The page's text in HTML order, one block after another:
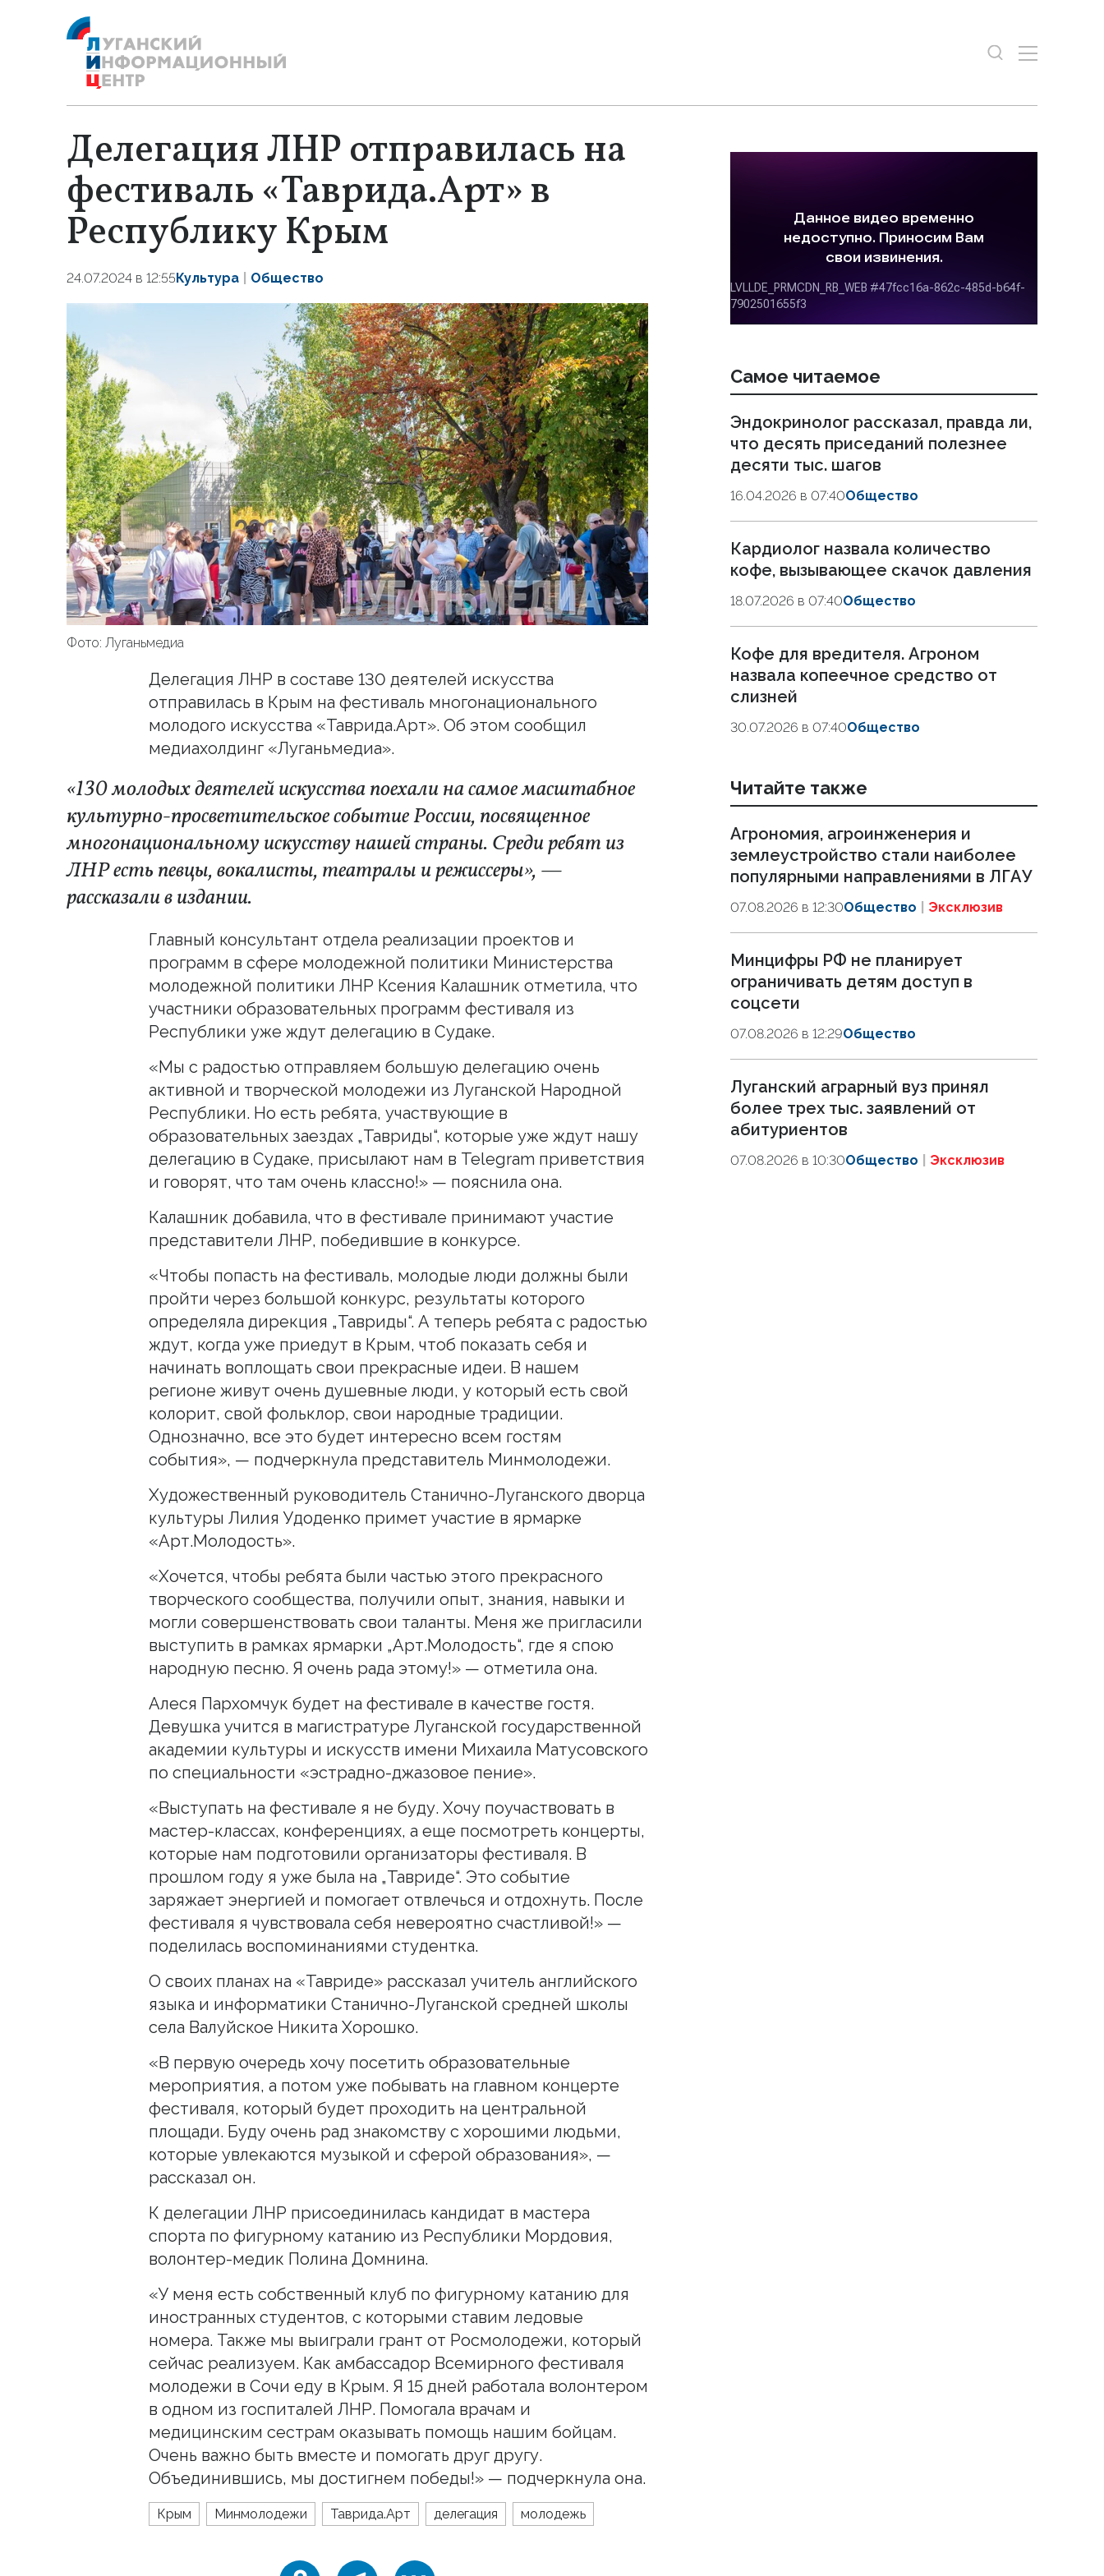
Делегация ЛНР отправилась на
фестиваль «Таврида.Арт» в
Республику Крым
24.07.2024 в 12:55Культура Общество
Фото: Луганьмедиа
Делегация ЛНР в составе 130 деятелей искусства
отправилась в Крым на фестиваль многонационального
молодого искусства «Таврида.Арт». Об этом сообщил
медиахолдинг «Луганьмедиа».
«130 молодых деятелей искусства поехали на самое масштабное
культурно-просветительское событие России, посвященное
многонациональному искусству нашей страны. Среди ребят из
ЛНР есть певцы, вокалисты, театралы и режиссеры», —
рассказали в издании.
Главный консультант отдела реализации проектов и
программ в сфере молодежной политики Министерства
молодежной политики ЛНР Ксения Калашник отметила, что
участники образовательных программ фестиваля из
Республики уже ждут делегацию в Судаке.
«Мы с радостью отправляем большую делегацию очень
активной и творческой молодежи из Луганской Народной
Республики. Но есть ребята, участвующие в
образовательных заездах „Тавриды“, которые уже ждут нашу
делегацию в Судаке, присылают нам в Telegram приветствия
и говорят, что там очень классно!» — пояснила она.
Калашник добавила, что в фестивале принимают участие
представители ЛНР, победившие в конкурсе.
«Чтобы попасть на фестиваль, молодые люди должны были
пройти через большой конкурс, результаты которого
определяла дирекция „Тавриды“. А теперь ребята с радостью
ждут, когда уже приедут в Крым, чтоб показать себя и
начинать воплощать свои прекрасные идеи. В нашем
регионе живут очень душевные люди, у который есть свой
колорит, свой фольклор, свои народные традиции.
Однозначно, все это будет интересно всем гостям
события», — подчеркнула представитель Минмолодежи.
Художественный руководитель Станично-Луганского дворца
культуры Лилия Удоденко примет участие в ярмарке
«Арт.Молодость».
«Хочется, чтобы ребята были частью этого прекрасного
творческого сообщества, получили опыт, знания, навыки и
могли совершенствовать свои таланты. Меня же пригласили
выступить в рамках ярмарки „Арт.Молодость“, где я спою
народную песню. Я очень рада этому!» — отметила она.
Алеся Пархомчук будет на фестивале в качестве гостя.
Девушка учится в магистратуре Луганской государственной
академии культуры и искусств имени Михаила Матусовского
по специальности «эстрадно-джазовое пение».
«Выступать на фестивале я не буду. Хочу поучаствовать в
мастер-классах, конференциях, а еще посмотреть концерты,
которые нам подготовили организаторы фестиваля. В
прошлом году я уже была на „Тавриде“. Это событие
заряжает энергией и помогает отвлечься и отдохнуть. После
фестиваля я чувствовала себя невероятно счастливой!» —
поделилась воспоминаниями студентка.
О своих планах на «Тавриде» рассказал учитель английского
языка и информатики Станично-Луганской средней школы
села Валуйское Никита Хорошко.
«В первую очередь хочу посетить образовательные
мероприятия, а потом уже побывать на главном концерте
фестиваля, который будет проходить на центральной
площади. Буду очень рад знакомству с хорошими людьми,
которые увлекаются музыкой и сферой образования», —
рассказал он.
К делегации ЛНР присоединилась кандидат в мастера
спорта по фигурному катанию из Республики Мордовия,
волонтер-медик Полина Домнина.
«У меня есть собственный клуб по фигурному катанию для
иностранных студентов, с которыми ставим ледовые
номера. Также мы выиграли грант от Росмолодежи, который
сейчас реализуем. Как амбассадор Всемирного фестиваля
молодежи в Сочи еду в Крым. Я 15 дней работала волонтером
в одном из госпиталей ЛНР. Помогала врачам и
медицинским сестрам оказывать помощь нашим бойцам.
Очень важно быть вместе и помогать друг другу.
Объединившись, мы достигнем победы!» — подчеркнула она.
Крым Минмолодежи Таврида.Арт делегация молодежь
Самое читаемое
Эндокринолог рассказал, правда ли,
что десять приседаний полезнее
десяти тыс. шагов
16.04.2026 в 07:40Общество
Кардиолог назвала количество
кофе, вызывающее скачок давления
18.07.2026 в 07:40Общество
Кофе для вредителя. Агроном
назвала копеечное средство от
слизней
30.07.2026 в 07:40Общество
Читайте также
Агрономия, агроинженерия и
землеустройство стали наиболее
популярными направлениями в ЛГАУ
07.08.2026 в 12:30Общество Эксклюзив
Минцифры РФ не планирует
ограничивать детям доступ в
соцсети
07.08.2026 в 12:29Общество
Луганский аграрный вуз принял
более трех тыс. заявлений от
абитуриентов
07.08.2026 в 10:30Общество Эксклюзив